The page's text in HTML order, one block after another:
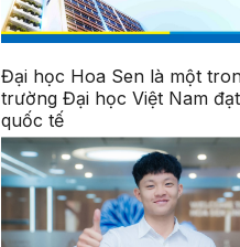
Đại học Hoa Sen là một
trường Đại học Việt Nam
quốc tế